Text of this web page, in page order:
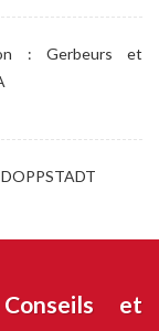
: Gerbeurs et
et